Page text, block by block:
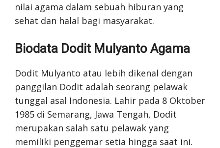
nilai agama dalam sebuah hiburan yang
sehat dan halal bagi masyarakat.
Biodata Dodit Mulyanto Agama
Dodit Mulyanto atau lebih dikenal dengan
panggilan Dodit adalah seorang pelawak
tunggal asal Indonesia. Lahir pada 8 Oktober
1985 di Semarang, Jawa Tengah, Dodit
merupakan salah satu pelawak yang
memiliki penggemar setia hingga saat ini.